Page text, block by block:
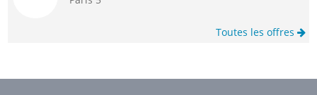
Toutes les offres